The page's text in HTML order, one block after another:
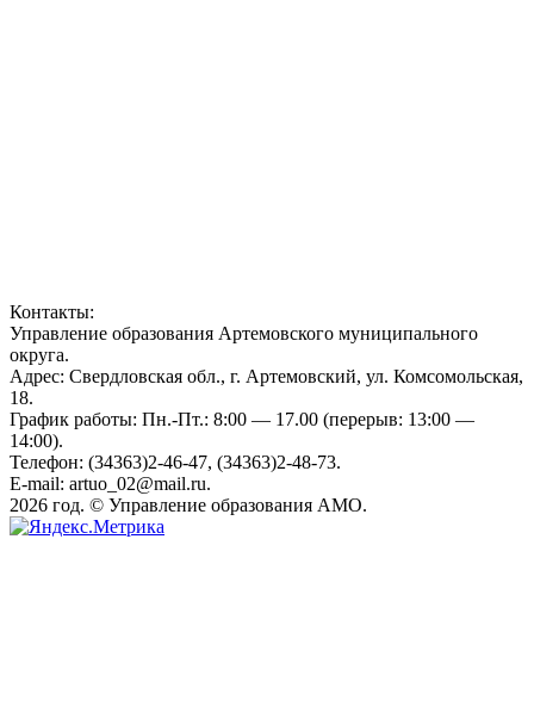
Контакты:
Управление образования Артемовского муниципального
округа.
Адрес: Свердловская обл., г. Артемовский, ул. Комсомольская,
18.
График работы: Пн.-Пт.: 8:00 — 17.00 (перерыв: 13:00 —
14:00).
Телефон: (34363)2-46-47, (34363)2-48-73.
E-mail: artuo_02@mail.ru.
2026 год. © Управление образования АМО.